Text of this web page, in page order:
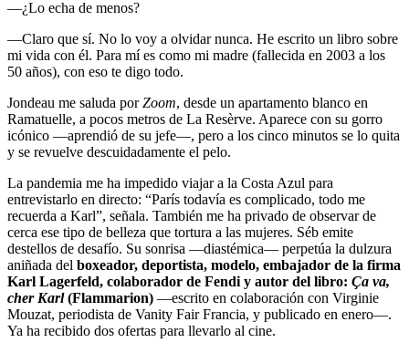
—¿Lo echa de menos?
—Claro que sí. No lo voy a olvidar nunca. He escrito un libro sobre
mi vida con él. Para mí es como mi madre (fallecida en 2003 a los
50 años), con eso te digo todo.
Jondeau me saluda porZoom, desde un apartamento blanco en
Ramatuelle, a pocos metros de La Resèrve. Aparece con su gorro
icónico —aprendió de su jefe—, pero a los cinco minutos se lo quita
y se revuelve descuidadamente el pelo.
La pandemia me ha impedido viajar a la Costa Azul para
entrevistarlo en directo: “París todavía es complicado, todo me
recuerda a Karl”, señala. También me ha privado de observar de
cerca ese tipo de belleza que tortura a las mujeres. Séb emite
destellos de desafío. Su sonrisa —diastémica— perpetúa la dulzura
aniñada del boxeador, deportista, modelo, embajador de la firma
Karl Lagerfeld, colaborador de Fendi y autor del libro: Ça va,
cher Karl(Flammarion) —escrito en colaboración con Virginie
Mouzat, periodista de Vanity Fair Francia, y publicado en enero—.
Ya ha recibido dos ofertas para llevarlo al cine.